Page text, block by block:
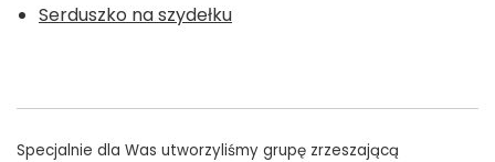
Serduszko na szydełku
Specjalnie dla Was utworzyliśmy grupę zrzeszającą